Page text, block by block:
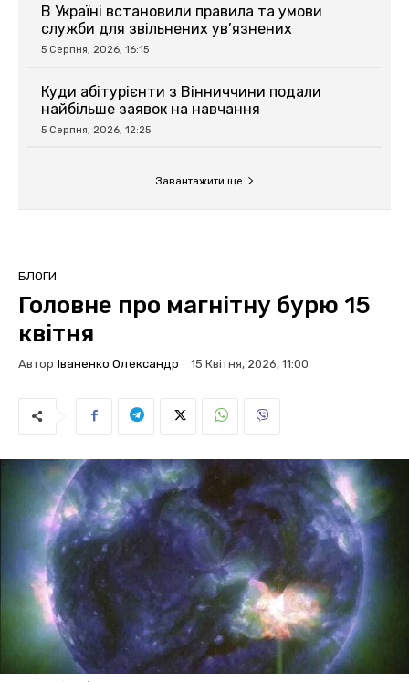
В Україні встановили правила та умови
служби для звільнених ув’язнених
5 Серпня, 2026, 16:15
Куди абітурієнти з Вінниччини подали
найбільше заявок на навчання
5 Серпня, 2026, 12:25
Завантажити ще